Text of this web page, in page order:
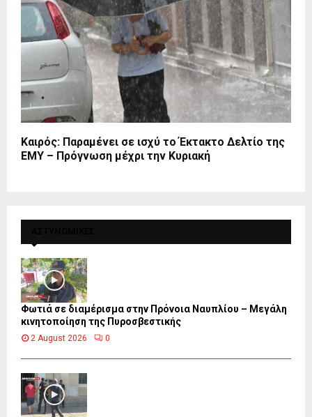
Καιρός: Παραμένει σε ισχύ το Έκτακτο Δελτίο της
ΕΜΥ – Πρόγνωση μέχρι την Κυριακή
Φωτιά σε διαμέρισμα στην Πρόνοια Ναυπλίου – Μεγάλη
κινητοποίηση της Πυροσβεστικής
2 August 2026 0